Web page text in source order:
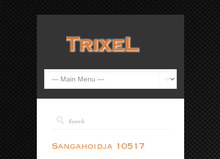
Sangahoidja 10517